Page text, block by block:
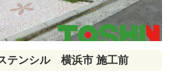
テンシル 横浜市 施工前